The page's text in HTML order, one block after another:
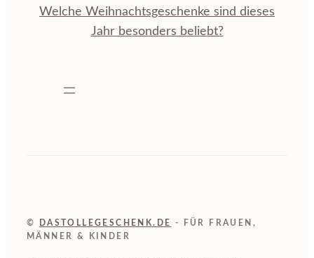
Welche Weihnachtsgeschenke sind dieses
Jahr besonders beliebt?
© DASTOLLEGESCHENK.DE
- FÜR FRAUEN,
MÄNNER & KINDER